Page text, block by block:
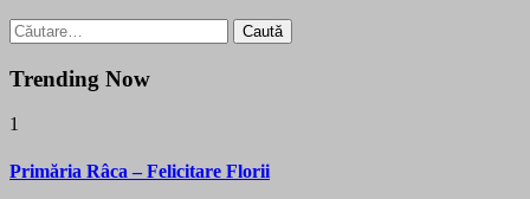
Caută
după:
Trending Now
1
Primăria Râca – Felicitare Florii